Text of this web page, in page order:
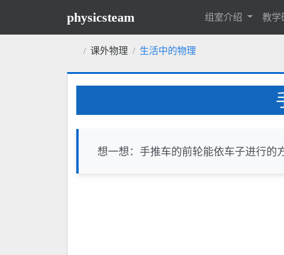
physicsteam 组室介绍 教学
课外物理 生活中的物理
想一想：手推车的前轮能依车子进行的